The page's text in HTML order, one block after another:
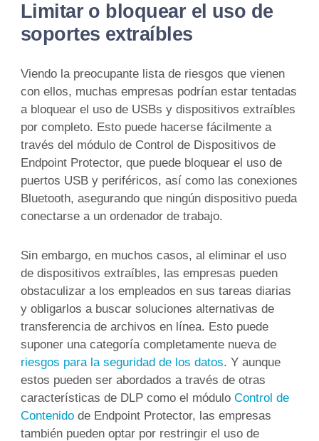
Limitar o bloquear el uso de
soportes extraíbles
Viendo la preocupante lista de riesgos que vienen
con ellos, muchas empresas podrían estar tentadas
a bloquear el uso de USBs y dispositivos extraíbles
por completo. Esto puede hacerse fácilmente a
través del módulo de Control de Dispositivos de
Endpoint Protector, que puede bloquear el uso de
puertos USB y periféricos, así como las conexiones
Bluetooth, asegurando que ningún dispositivo pueda
conectarse a un ordenador de trabajo.
Sin embargo, en muchos casos, al eliminar el uso
de dispositivos extraíbles, las empresas pueden
obstaculizar a los empleados en sus tareas diarias
y obligarlos a buscar soluciones alternativas de
transferencia de archivos en línea. Esto puede
suponer una categoría completamente nueva de
riesgos para la seguridad de los datos. Y aunque
estos pueden ser abordados a través de otras
características de DLP como el módulo Control de
Contenidode Endpoint Protector, las empresas
también pueden optar por restringir el uso de